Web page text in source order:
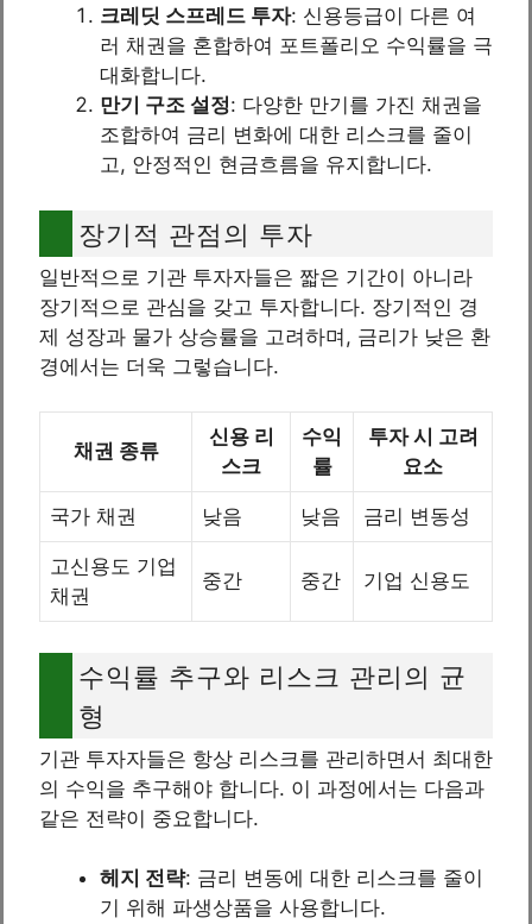
크레딧 스프레드 투자: 신용등급이 다른 여
러 채권을 혼합하여 포트폴리오 수익률을 극
대화합니다.
만기 구조 설정: 다양한 만기를 가진 채권을
조합하여 금리 변화에 대한 리스크를 줄이
고, 안정적인 현금흐름을 유지합니다.
장기적 관점의 투자
일반적으로 기관 투자자들은 짧은 기간이 아니라
장기적으로 관심을 갖고 투자합니다. 장기적인 경
제 성장과 물가 상승률을 고려하며, 금리가 낮은 환
경에서는 더욱 그렇습니다.
채권 종류
신용 리
스크
수익
률
투자 시 고려
요소
국가 채권 낮음 낮음 금리 변동성
고신용도 기업
채권
중간 중간 기업 신용도
수익률 추구와 리스크 관리의 균
형
기관 투자자들은 항상 리스크를 관리하면서 최대한
의 수익을 추구해야 합니다. 이 과정에서는 다음과
같은 전략이 중요합니다.
헤지 전략: 금리 변동에 대한 리스크를 줄이
기 위해 파생상품을 사용합니다.